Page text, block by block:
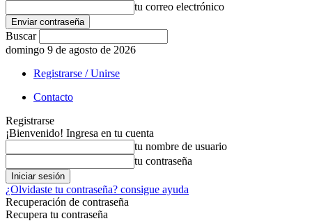
tu correo electrónico
Buscar
domingo 9 de agosto de 2026
Registrarse / Unirse
Contacto
Registrarse
¡Bienvenido! Ingresa en tu cuenta
tu nombre de usuario
tu contraseña
¿Olvidaste tu contraseña? consigue ayuda
Recuperación de contraseña
Recupera tu contraseña